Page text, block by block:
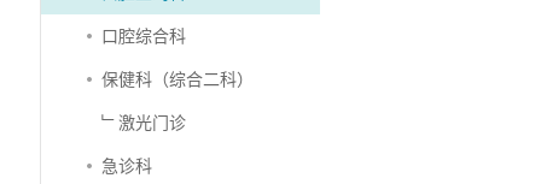
口腔综合科
保健科（综合二科）
﹂激光门诊
急诊科